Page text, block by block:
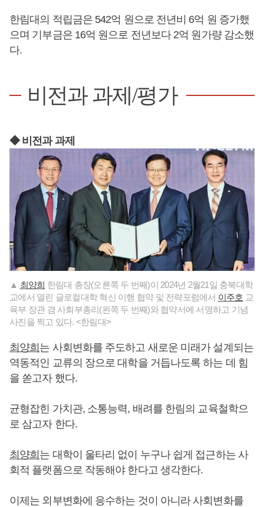
한림대의 적립금은 542억 원으로 전년비 6억 원 증가했
으며 기부금은 16억 원으로 전년보다 2억 원가량 감소했
다.
비전과 과제/평가
◆ 비전과 과제
▲ 최양희 한림대 총장(오른쪽 두 번째)이 2024년 2월21일 충북대학
교에서 열린 글로컬대학 혁신 이행 협약 및 전략포럼에서 이주호 교
육부 장관 겸 사회부총리(왼쪽 두 번째)와 협약서에 서명하고 기념
사진을 찍고 있다. <한림대>
최양희 는 사회변화를 주도하고 새로운 미래가 설계되는
역동적인 교류의 장으로 대학을 거듭나도록 하는 데 힘
을 쏟고자 했다.
균형잡힌 가치관, 소통능력, 배려를 한림의 교육철학으
로 삼고자 한다.
최양희 는 대학이 울타리 없이 누구나 쉽게 접근하는 사
회적 플랫폼으로 작동해야 한다고 생각한다.
이제는 외부변화에 응수하는 것이 아니라 사회변화를